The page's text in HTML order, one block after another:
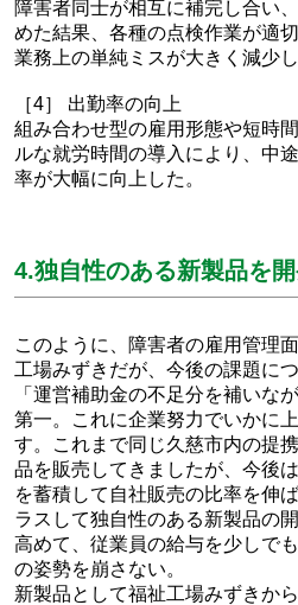
障害者同士が相互に補完し合い
めた結果、各種の点検作業が適
業務上の単純ミスが大きく減少し
［4］ 出勤率の向上
組み合わせ型の雇用形態や短時
ルな就労時間の導入により、中
率が大幅に向上した。
4.独自性のある新製品を
このように、障害者の雇用管理
工場みずきだが、今後の課題に
「運営補助金の不足分を補いな
第一。これに企業努力でいかに
す。これまで同じ久慈市内の提
品を販売してきましたが、今後
を蓄積して自社販売の比率を伸
ラスして独自性のある新製品の
高めて、従業員の給与を少しで
の姿勢を崩さない。
新製品として福祉工場みずきか